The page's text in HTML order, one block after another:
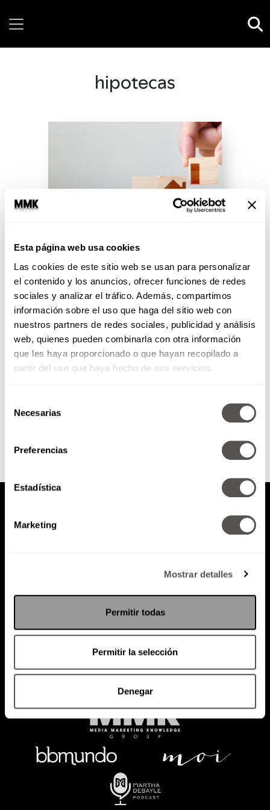
Esta página web usa cookies
Las cookies de este sitio web se usan para personalizar
el contenido y los anuncios, ofrecer funciones de redes
sociales y analizar el tráfico. Además, compartimos
información sobre el uso que haga del sitio web con
nuestros partners de redes sociales, publicidad y análisis
web, quienes pueden combinarla con otra información
que les haya proporcionado o que hayan recopilado a
partir del uso que haya hecho de sus servicios.
Necesarias
Preferencias
Estadística
Marketing
Mostrar detalles
Permitir todas
Permitir la selección
Denegar
hipotecas
El crédito hipotecario sin rollos
Les vamos a decir cuáles son
todas esa falsas creencias que
tenemos sobre los créditos
hipotecarios y si este 2022...
Política de Privacidad
PODCAST RADIO MARTHA EVENTOS
SACA TU ID